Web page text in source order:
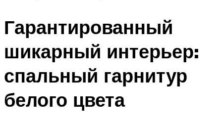
Гарантированный
шикарный интерьер:
спальный гарнитур
белого цвета